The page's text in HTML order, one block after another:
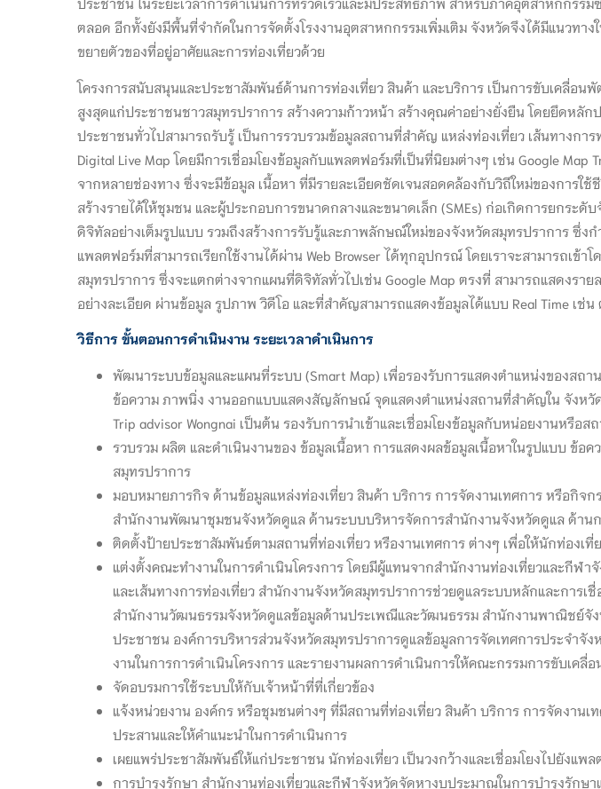
ตลอด อีกทั้งยังมีพื้นที่จำกัดในการจัดตั้งโรงงานอุตสาหกกรรมเพิ่มเติม จังหวัดจึงได้มีแนวทา
ขยายตัวของที่อยู่อาศัยและการท่องเที่ยวด้วย
โครงการสนับสนุนและประชาสัมพันธ์ด้านการท่องเที่ยว สินค้า และบริการ เป็นการขับเคลื่อ
สูงสุดแก่ประชาชนชาวสมุทรปราการ สร้างความก้าวหน้า สร้างคุณค่าอย่างยั่งยืน โดยยึดหลั
ประชาชนทั่วไปสามารถรับรู้ เป็นการรวบรวมข้อมูลสถานที่สำคัญ แหล่งท่องเที่ยว เส้นทางก
Digital Live Map โดยมีการเชื่อมโยงข้อมูลกับแพลตฟอร์มที่เป็นที่นิยมต่างๆ เช่น Google Map
จากหลายช่องทาง ซึ่งจะมีข้อมูล เนื้อหา ที่มีรายละเอียดชัดเจนสอดคล้องกับวิถีใหม่ของการ
สร้างรายได้ให้ชุมชน และผู้ประกอบการขนาดกลางและขนาดเล็ก (SMEs) ก่อเกิดการยกระ
ดิจิทัลอย่างเต็มรูปแบบ รวมถึงสร้างการรับรู้และภาพลักษณ์ใหม่ของจังหวัดสมุทรปราการ ซึ่ง
แพลตฟอร์มที่สามารถเรียกใช้งานได้ผ่าน Web Browser ได้ทุกอุปกรณ์ โดยเราจะสามารถเข้
สมุทรปราการ ซึ่งจะแตกต่างจากแผนที่ดิจิทัลทั่วไปเช่น Google Map ตรงที่ สามารถแสดงร
อย่างละเอียด ผ่านข้อมูล รูปภาพ วิดีโอ และที่สำคัญสามารถแสดงข้อมูลได้แบบ Real Time เ
วิธีการ ขั้นตอนการดำเนินงาน ระยะเวลาดำเนินการ
พัฒนาระบบข้อมูลและแผนที่ระบบ (Smart Map) เพื่อรองรับการแสดงตำแหน่งของสถ
ข้อความ ภาพนิ่ง งานออกแบบแสดงสัญลักษณ์ จุดแสดงตำแหน่งสถานที่สำคัญใน จังหวัด
Trip advisor Wongnai เป็นต้น รองรับการนำเข้าและเชื่อมโยงข้อมูลกับหน่อยงานหรือส
รวบรวม ผลิต และดำเนินงานของ ข้อมูลเนื้อหา การแสดงผลข้อมูลเนื้อหาในรูปแบบ
สมุทรปราการ
มอบหมายภารกิจ ด้านข้อมูลแหล่งท่องเที่ยว สินค้า บริการ การจัดงานเทศการ หรือกิจ
สำนักงานพัฒนาชุมชนจังหวัดดูแล ด้านระบบบริหารจัดการสำนักงานจังหวัดดูแล ด้าน
ติดตั้งป้ายประชาสัมพันธ์ตามสถานที่ท่องเที่ยว หรืองานเทศการ ต่างๆ เพื่อให้นักท่องเที่
แต่งตั้งคณะทำงานในการดำเนินโครงการ โดยมีผู้แทนจากสำนักงานท่องเที่ยวและกีฬ
และเส้นทางการท่องเที่ยว สำนักงานจังหวัดสมุทรปราการช่วยดูแลระบบหลักและกา
สำนักงานวัฒนธรรมจังหวัดดูแลข้อมูลด้านประเพณีและวัฒนธรรม สำนักงานพาณิชย์จั
ประชาชน องค์การบริหารส่วนจังหวัดสมุทรปราการดูแลข้อมูลการจัดเทศการประจำ
งานในการการดำเนินโครงการ และรายงานผลการดำเนินการให้คณะกรรมการขับเ
จัดอบรมการใช้ระบบให้กับเจ้าหน้าที่ที่เกี่ยวข้อง
แจ้งหน่วยงาน องค์กร หรือชุมชนต่างๆ ที่มีสถานที่ท่องเที่ยว สินค้า บริการ การจัดงาน
ประสานและให้คำแนะนำในการดำเนินการ
เผยแพร่ประชาสัมพันธ์ให้แก่ประชาชน นักท่องเที่ยว เป็นวงกว้างและเชื่อมโยงไปยังแพ
การบำรุงรักษา สำนักงานท่องเที่ยวและกีฬาจังหวัดจัดหางบประมาณในการบำรุงรัก